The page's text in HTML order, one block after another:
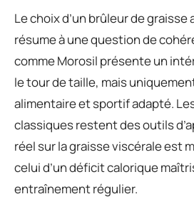
Le choix d’un brûleur de graisse
résume à une question de
comme Morosil présente un
le tour de taille, mais
alimentaire et sportif adapté.
classiques restent des outils
réel sur la graisse viscérale est
celui d’un déficit calorique
entraînement régulier.